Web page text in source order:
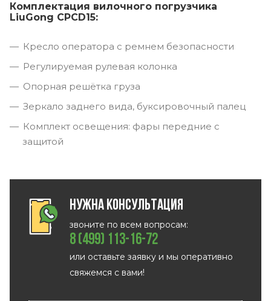
Комплектация вилочного погрузчика
LiuGong CPCD15:
Кресло оператора с ремнем безопасности
Регулируемая рулевая колонка
Опорная решётка груза
Зеркало заднего вида, буксировочный палец
Комплект освещения: фары передние с
защитой
Нужна консультация
звоните по всем вопросам:
8 (499) 113-16-72
или оставьте заявку и мы оперативно
свяжемся с вами!